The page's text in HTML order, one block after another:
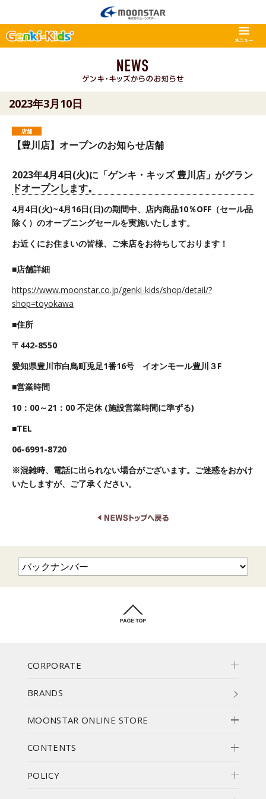
2023年3月10日
店舗
【豊川店】オープンのお知らせ店舗
2023年4月4日(火)に「ゲンキ・キッズ 豊川店」がグラン
ドオープンします。
4月4日(火)~4月16日(日)の期間中、 店内商品10％OFF（セール品
除く）のオープニングセールを実施いたします。
お近くにお住まいの皆様、ご来店をお待ちしております！
■店舗詳細
https://www.moonstar.co.jp/genki-kids/shop/detail/?
shop=toyokawa
■住所
〒442-8550
愛知県豊川市白鳥町兎足1番16号 イオンモール豊川３F
■営業時間
10：00～21：00 不定休 (施設営業時間に準ずる)
■TEL
06-6991-8720
※混雑時、電話に出られない場合がございます。ご迷惑をおかけ
いたしますが、ご了承ください。
CORPORATE
BRANDS
MOONSTAR ONLINE STORE
CONTENTS
POLICY